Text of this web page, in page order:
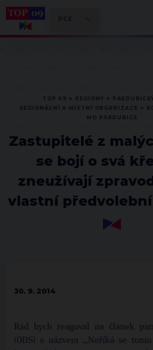
Zastupitelé z
se bojí o svá
zneužívají
vlastní
30. 9. 2014
Rád bych reagoval na článek
(ODS) s názvem ,,Neříká se